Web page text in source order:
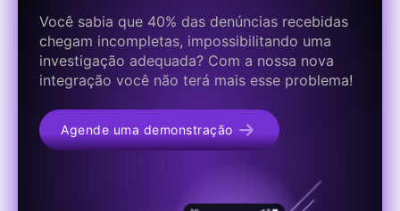
Você sabia que 40% das denúncias recebidas
chegam incompletas, impossibilitando uma
investigação adequada? Com a nossa nova
integração você não terá mais esse problema!
Agende uma demonstração